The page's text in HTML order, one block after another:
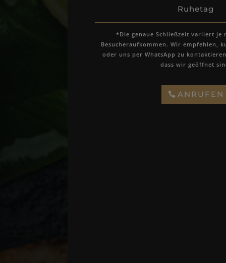
Ruhetag
*Die genaue Schließzeit variiert je
Besucheraufkommen. Wir empfehlen,
oder uns per WhatsApp zu
dass wir geöffnet
ANRUFEN